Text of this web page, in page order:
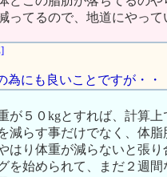
ってるので、地道にやっ
為にも良いことですが・・
が５０kgとすれば、計算
減らす事だけでなく、体
はり体重が減らないと張
を始められて、まだ２週